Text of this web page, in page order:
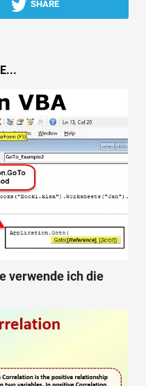
SHARE
verwende ich die